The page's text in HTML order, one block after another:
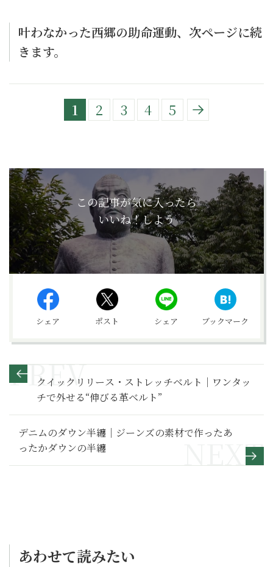
叶わなかった西郷の助命運動、次ページに続
きます。
1 2 3 4 5
この記事が気に入ったら
いいね！しよう
シェア ポスト シェア ブックマーク
クイックリリース・ストレッチベルト｜ワンタッ
チで外せる“伸びる革ベルト”
デニムのダウン半纏｜ジーンズの素材で作ったあ
ったかダウンの半纏
あわせて読みたい